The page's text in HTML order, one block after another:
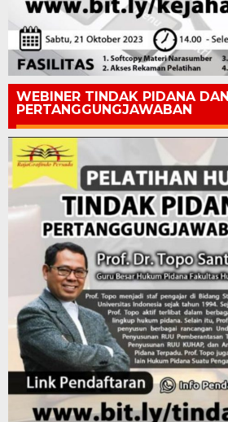
WEBINER TINDAK PIDANA DAN
PERTANGGUNGJAWABAN